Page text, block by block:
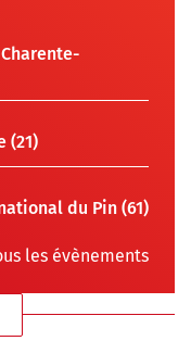
(21)
du Pin (61)
les évènements